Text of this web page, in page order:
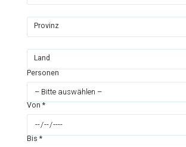
Provinz
Land
Personen
Von *
Bis *